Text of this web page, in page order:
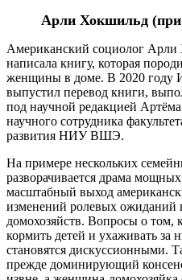
Арли Хокшильд
Американский социолог Арли
написала книгу, которая
женщины в доме. В 2020
выпустил перевод книги,
под научной редакцией
научного сотрудника
развития НИУ ВШЭ.
На примере нескольких
разворачивается драма
масштабный выход
изменений ролевых ожиданий
домохозяйств. Вопросы о том,
кормить детей и ухаживать за
становятся дискуссионными.
прежде доминирующий